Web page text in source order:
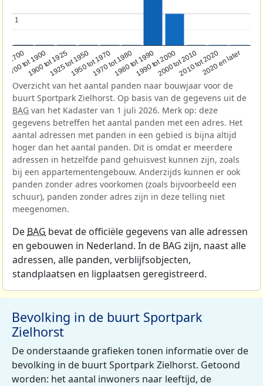
1700
1700 tot 1900
1900 tot 19251925 tot 19501950 tot 19701970 tot 19801980 tot 19901990 tot 20002000 tot 20102010 tot 20202020 en later
11
Overzicht van het aantal panden naar bouwjaar voor de
buurt Sportpark Zielhorst. Op basis van de gegevens uit de
BAG van het Kadaster van 1 juli 2026. Merk op: deze
gegevens betreffen het aantal panden met een adres. Het
aantal adressen met panden in een gebied is bijna altijd
hoger dan het aantal panden. Dit is omdat er meerdere
adressen in hetzelfde pand gehuisvest kunnen zijn, zoals
bij een appartementengebouw. Anderzijds kunnen er ook
panden zonder adres voorkomen (zoals bijvoorbeeld een
schuur), panden zonder adres zijn in deze telling niet
meegenomen.
De BAG bevat de officiële gegevens van alle adressen
en gebouwen in Nederland. In de BAG zijn, naast alle
adressen, alle panden, verblijfsobjecten,
standplaatsen en ligplaatsen geregistreerd.
Bevolking in de buurt Sportpark
Zielhorst
De onderstaande grafieken tonen informatie over de
bevolking in de buurt Sportpark Zielhorst. Getoond
worden: het aantal inwoners naar leeftijd, de